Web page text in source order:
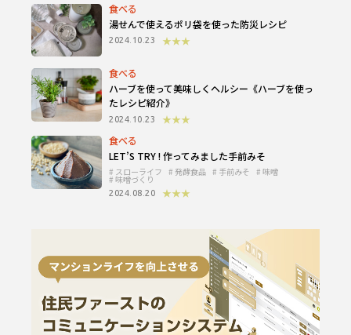
食べる
湯せんで使えるポリ袋を使った防災レシピ
2024.10.23 ★★★
食べる
ハーブを使って美味しくヘルシー《ハーブを使っ
たレシピ紹介》
2024.10.23
★★★
食べる
LET’S TRY ! 作ってみました手前みそ
スローライフ 発酵食品 手前みそ 味噌
味噌づくり
2024.08.20 ★★★